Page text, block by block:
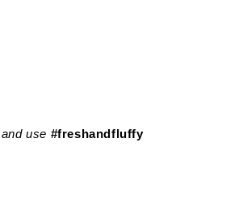
and use #freshandfluffy